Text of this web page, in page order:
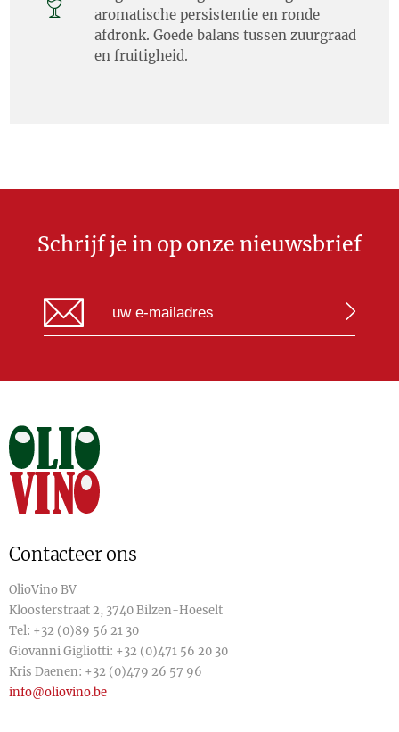
aromatische persistentie en ronde
afdronk. Goede balans tussen zuurgraad
en fruitigheid.
Schrijf je in op onze nieuwsbrief
Contacteer ons
OlioVino BV
Kloosterstraat 2, 3740 Bilzen-Hoeselt
Tel: +32 (0)89 56 21 30
Giovanni Gigliotti: +32 (0)471 56 20 30
Kris Daenen: +32 (0)479 26 57 96
info@oliovino.be